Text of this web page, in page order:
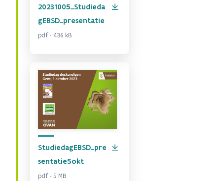
20231005_Studieda
gEBSD_presentatie
pdf · 436 kB
StudiedagEBSD_pre
sentatie5okt
pdf · 5 MB